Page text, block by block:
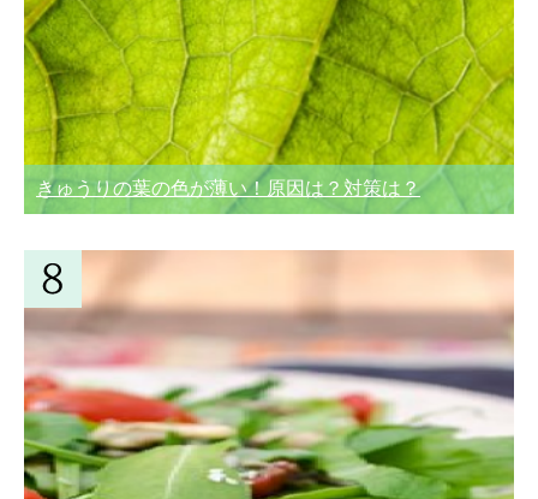
きゅうりの葉の色が薄い！原因は？対策は？